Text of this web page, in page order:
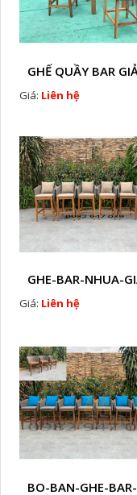
Giá: Liên hệ
Giá: Liên hệ